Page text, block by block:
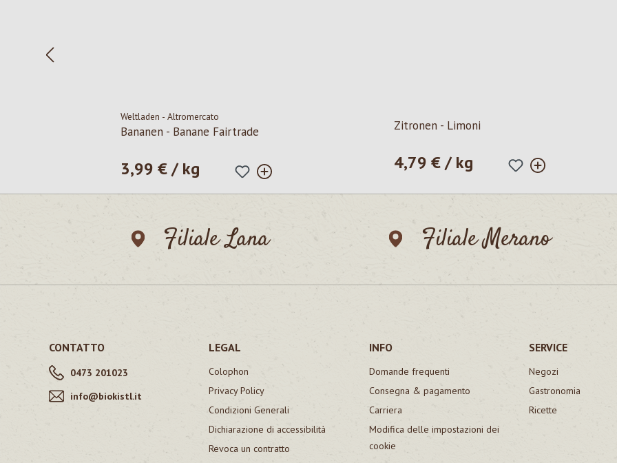
Weltladen - Altromercato
Bananen - Banane Fairtrade
Prezzo normale:
3,99 € / kg
Zitronen - Limoni
Prezzo normale:
4,79 € / kg
Filiale Lana Filiale Merano
CONTATTO
0473 201023
info@biokistl.it
LEGAL
Colophon
Privacy Policy
Condizioni Generali
Dichiarazione di accessibilità
Revoca un contratto
INFO
Domande frequenti
Consegna & pagamento
Carriera
Modifica delle impostazioni dei
cookie
SERVICE
Negozi
Gastronomia
Ricette